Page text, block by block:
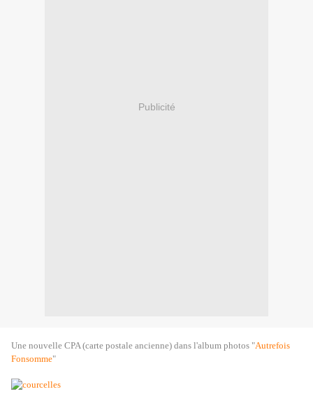
Publicité
Une nouvelle CPA (carte postale ancienne) dans l'album photos "Autrefois
Fonsomme"